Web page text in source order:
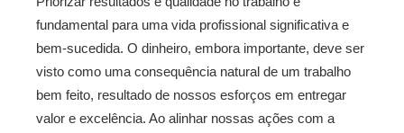
fundamental para uma vida profissional significativa e
bem-sucedida. O dinheiro, embora importante, deve ser
visto como uma consequência natural de um trabalho
bem feito, resultado de nossos esforços em entregar
valor e excelência. Ao alinhar nossas ações com a